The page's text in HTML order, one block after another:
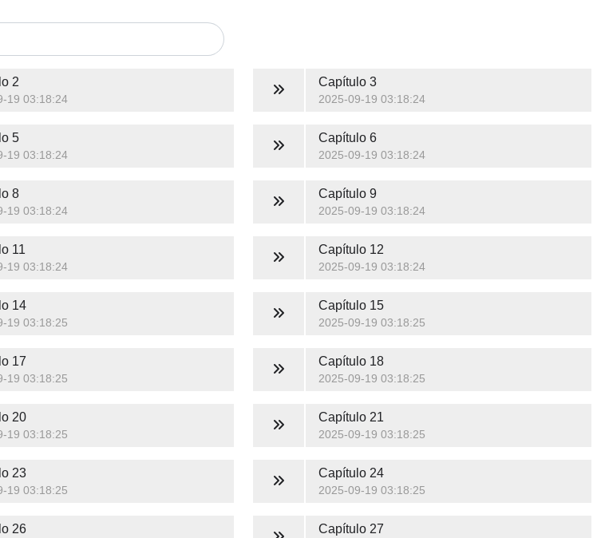
2
19 03:18:24
Capítulo 3
2025-09-19 03:18:24
5
19 03:18:24
Capítulo 6
2025-09-19 03:18:24
8
19 03:18:24
Capítulo 9
2025-09-19 03:18:24
11
19 03:18:24
Capítulo 12
2025-09-19 03:18:24
14
19 03:18:25
Capítulo 15
2025-09-19 03:18:25
17
19 03:18:25
Capítulo 18
2025-09-19 03:18:25
20
19 03:18:25
Capítulo 21
2025-09-19 03:18:25
23
19 03:18:25
Capítulo 24
2025-09-19 03:18:25
26 Capítulo 27